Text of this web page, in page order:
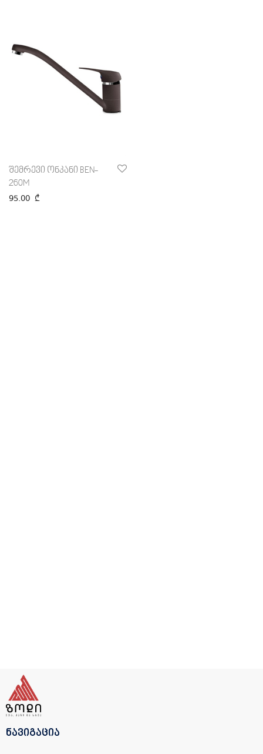
შემრევი ონკანი BEN-
260M
95.00 ₾
ნავიგაცია